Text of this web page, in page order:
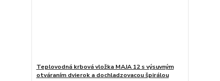
Teplovodná krbová vložka MAJA 12 s výsuvným
otváraním dvierok a dochladzovacou špirálou